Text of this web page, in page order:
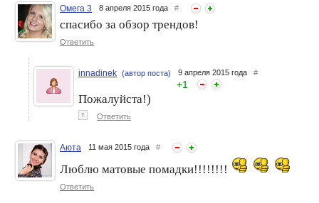
Омега 3 8 апреля 2015 года #
спасибо за обзор трендов!
Ответить
innadinek (автор поста) 9 апреля 2015 года #
+1
Пожалуйста!)
↑ Ответить
Аюта 11 мая 2015 года #
Люблю матовые помадки!!!!!!!!
Ответить